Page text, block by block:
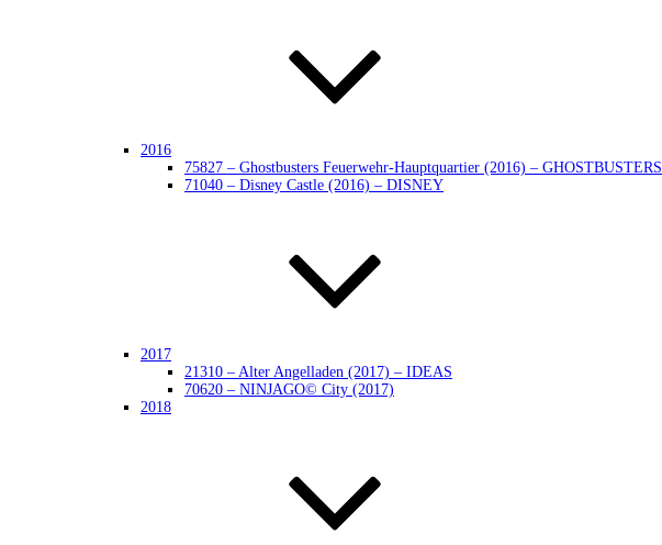
2016
75827 – Ghostbusters Feuerwehr-Hauptquartier (2016) – GHOSTBUSTERS
71040 – Disney Castle (2016) – DISNEY
2017
21310 – Alter Angelladen (2017) – IDEAS
70620 – NINJAGO© City (2017)
2018